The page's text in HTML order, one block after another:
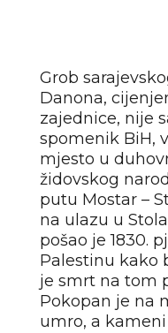
Grob
Danona,
zajednice, nije
spomenik BiH,
mjesto u
židovskog
putu Mostar –
na ulazu u
pošao je 1830.
Palestinu kako
je smrt na tom
Pokopan je na
umro, a